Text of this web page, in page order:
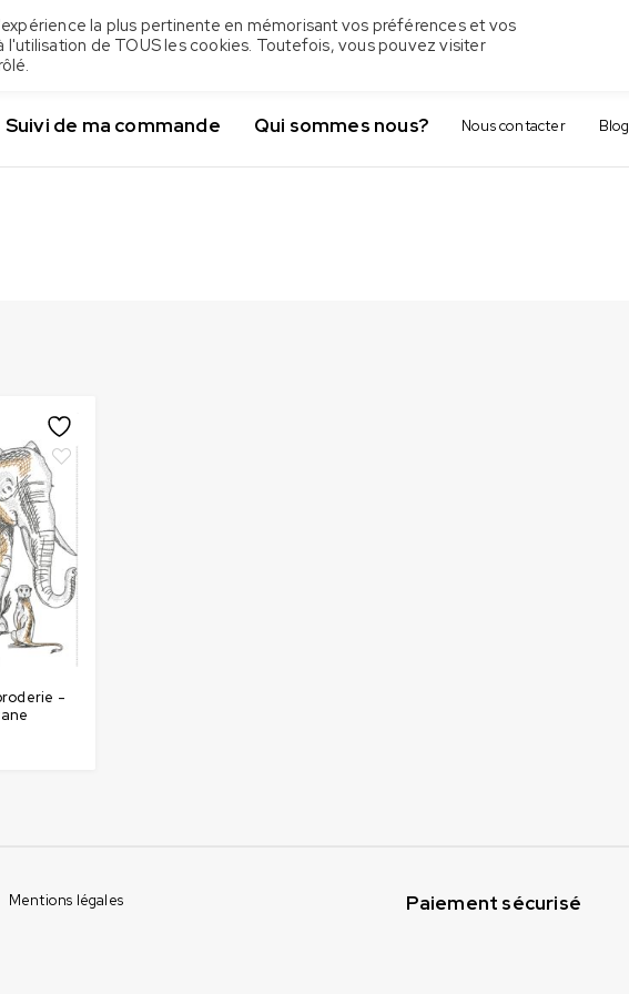
Suivi de ma commande Qui sommes nous? Nous contacter Blog
-
Mentions légales
Paiement sécurisé
la plus pertinente en mémorisant vos préférences et vos
de TOUS les cookies. Toutefois, vous pouvez visiter